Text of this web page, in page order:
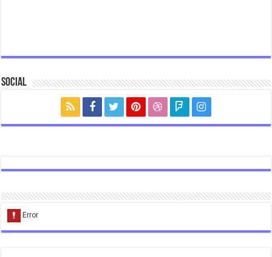
Social